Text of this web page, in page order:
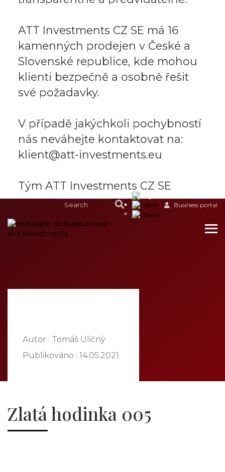
ATT Investments CZ SE má 16
kamenných prodejen v České a
Slovenské republice, kde mohou
klienti bezpečně a osobně řešit
své požadavky.
V případě jakýchkoli pochybností
nás neváhejte kontaktovat na:
klient@att-investments.eu
Tým ATT Investments CZ SE
Business portal
OUR OFFER
ATT FACES
Autor : Tomáš Uličný
Publikováno : 14.05.2021
Zlatá hodinka 005